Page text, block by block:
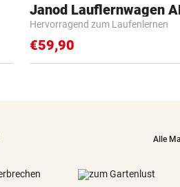
Janod Lauflernwagen
Hervorragend zum Laufenlernen
€59,90
Alle